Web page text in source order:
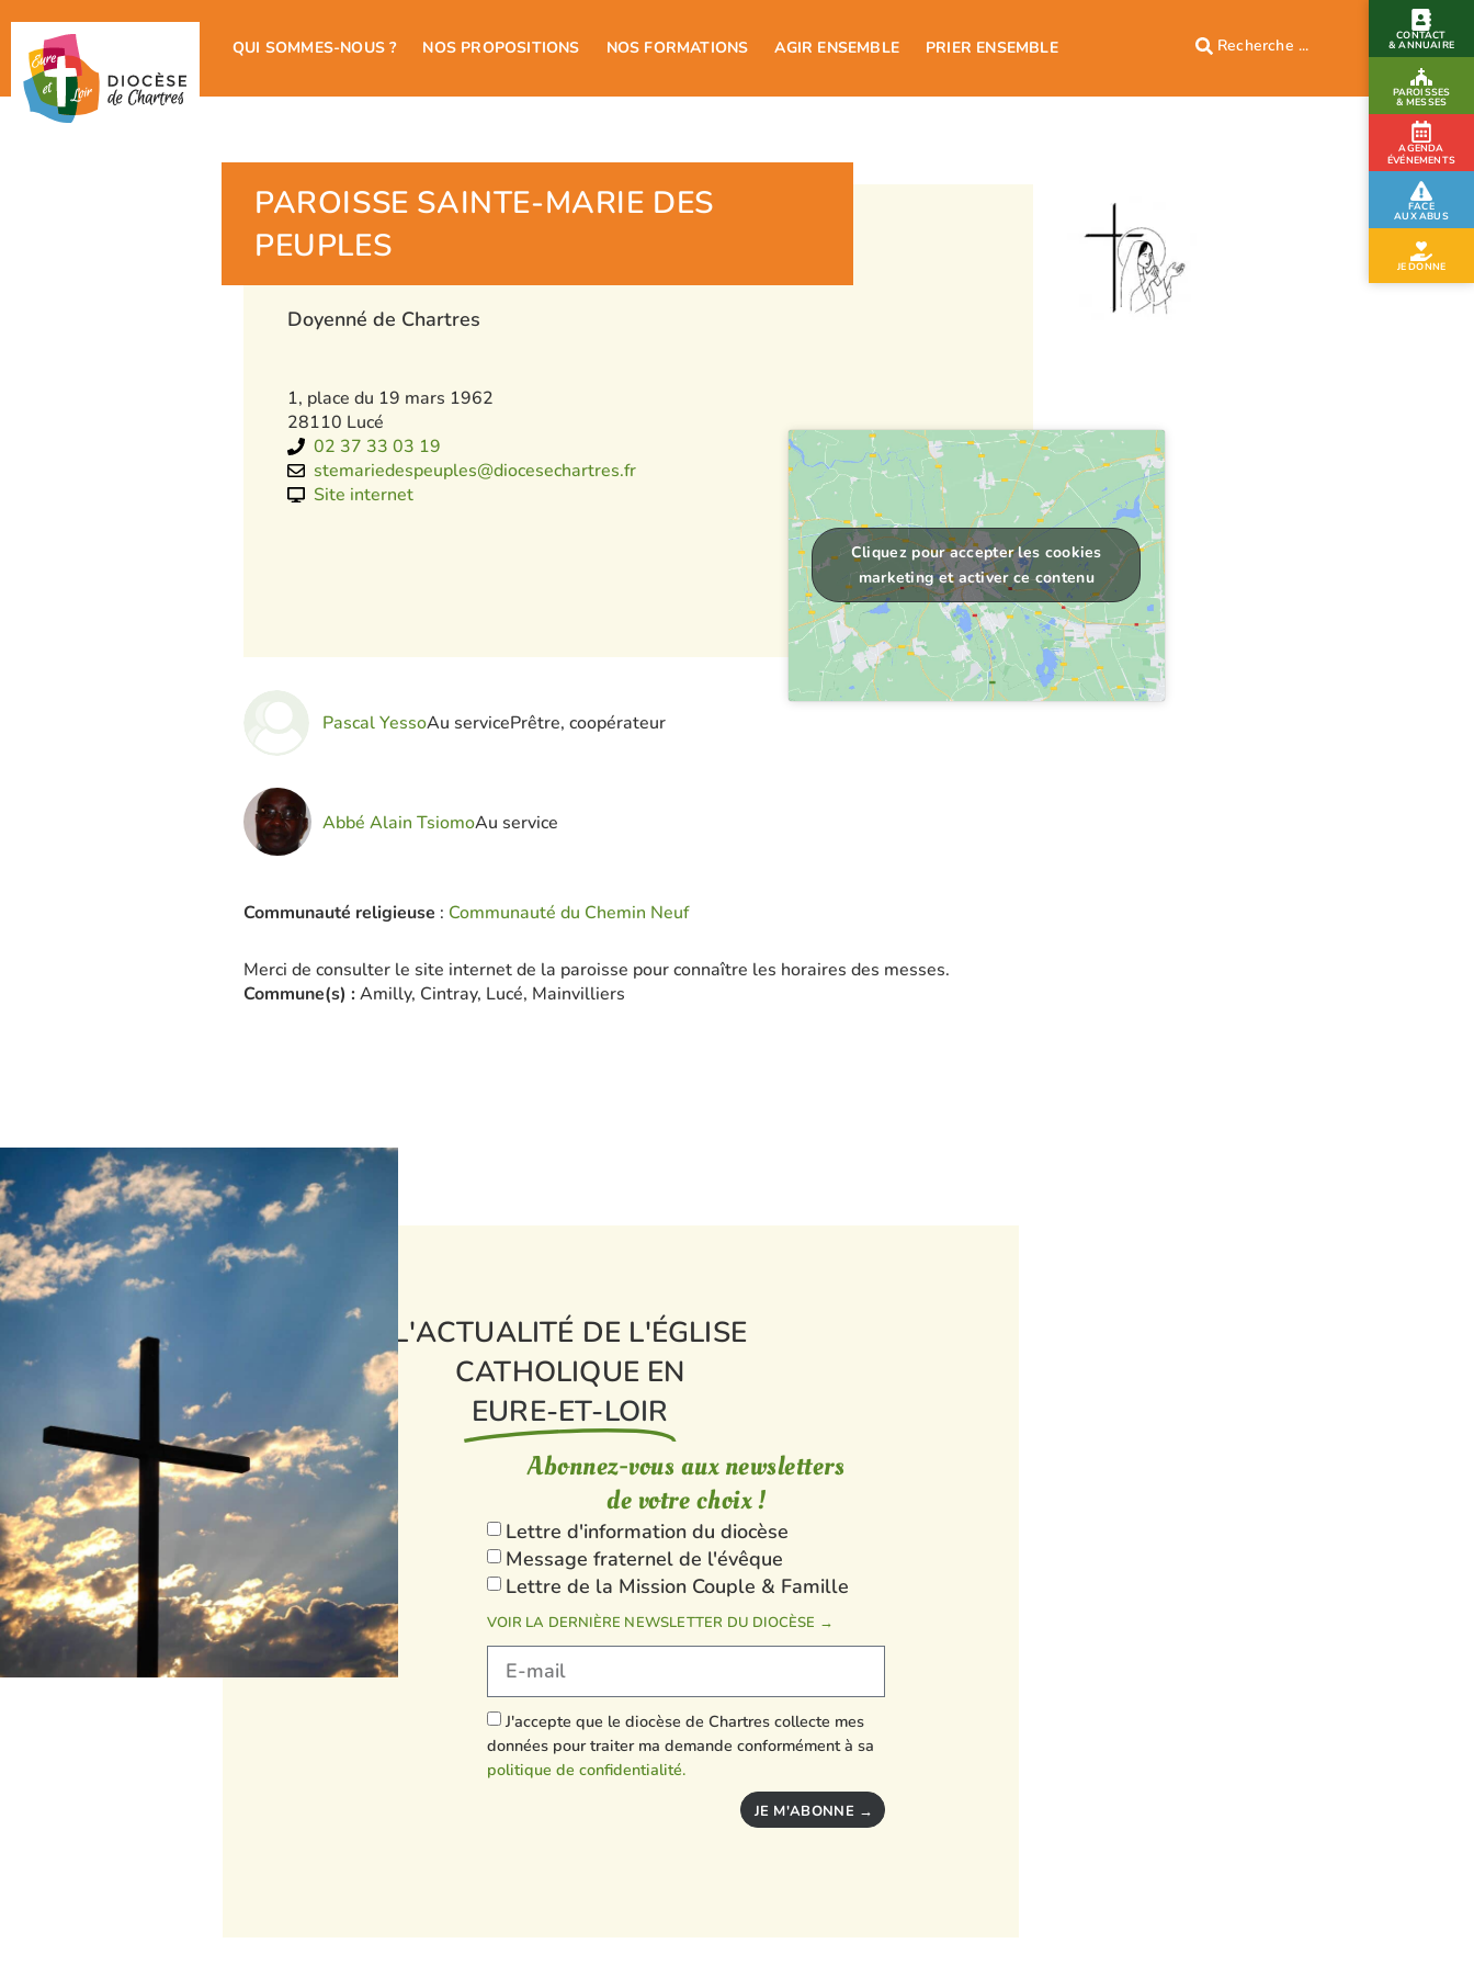
CONTACT
& ANNUAIRE
PAROISSES
& MESSES
AGENDA
ÉVÉNEMENTS
FACE
AUX ABUS
JE DONNE
QUI SOMMES-NOUS ? NOS PROPOSITIONS NOS FORMATIONS AGIR ENSEMBLE PRIER ENSEMBLE
PAROISSE SAINTE-MARIE DES
PEUPLES
Doyenné de Chartres
1, place du 19 mars 1962
28110 Lucé
02 37 33 03 19
stemariedespeuples@diocesechartres.fr
Site internet
Cliquez pour accepter les cookies
marketing et activer ce contenu
Pascal YessoAu servicePrêtre, coopérateur
Abbé Alain TsiomoAu service
Communauté religieuse : Communauté du Chemin Neuf
Merci de consulter le site internet de la paroisse pour connaître les horaires des messes.
Commune(s) :Amilly, Cintray, Lucé, Mainvilliers
L'ACTUALITÉ DE L'ÉGLISE
CATHOLIQUE EN
EURE-ET-LOIR
Abonnez-vous aux newsletters
de votre choix !
Lettre d'information du diocèse
Message fraternel de l'évêque
Lettre de la Mission Couple & Famille
VOIR LA DERNIÈRE NEWSLETTER DU DIOCÈSE →
J'accepte que le diocèse de Chartres collecte mes
données pour traiter ma demande conformément à sa
politique de confidentialité.
JE M'ABONNE →